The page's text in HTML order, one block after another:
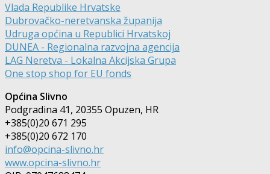
Vlada Republike Hrvatske
Dubrovačko-neretvanska županija
Udruga općina u Republici Hrvatskoj
DUNEA - Regionalna razvojna agencija
LAG Neretva - Lokalna Akcijska Grupa
One stop shop for EU fonds
Općina Slivno
Podgradina 41, 20355 Opuzen, HR
+385(0)20 671 295
+385(0)20 672 170
info@opcina-slivno.hr
www.opcina-slivno.hr